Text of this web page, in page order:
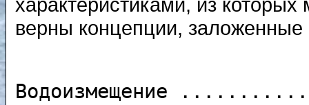
верны концепции, заложенные
Водоизмещение